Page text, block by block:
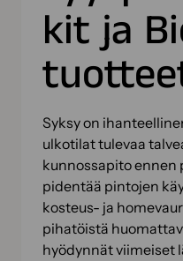
kit ja
Syksy on
ulkotilat tulevaa
kunnossapito ennen
pidentää pintojen
kosteus- ja
pihatöistä
hyödynnät viimeiset